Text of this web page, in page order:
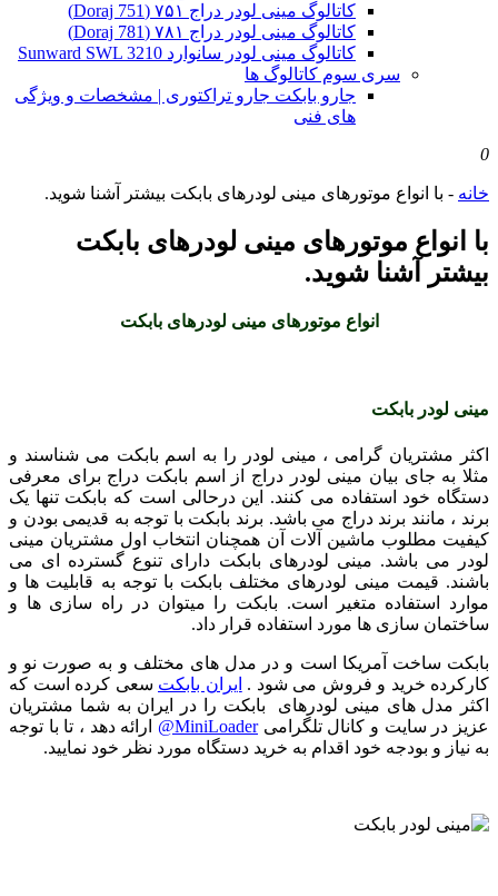
کاتالوگ مینی لودر دراج ۷۵۱ (Doraj 751)
کاتالوگ مینی لودر دراج ۷۸۱ (Doraj 781)
کاتالوگ مینی لودر سانوارد Sunward SWL 3210
سری سوم کاتالوگ ها
جارو بابکت جارو تراکتوری | مشخصات و ویژگی
های فنی
0
خانه - با انواع موتورهای مینی لودرهای بابکت بیشتر آشنا شوید.
با انواع موتورهای مینی لودرهای بابکت
بیشتر آشنا شوید.
انواع موتورهای مینی لودرهای بابکت
مینی لودر بابکت
اکثر مشتریان گرامی ، مینی لودر را به اسم بابکت می شناسند و
مثلا به جای بیان مینی لودر دراج از اسم بابکت دراج برای معرفی
دستگاه خود استفاده می کنند. این درحالی است که بابکت تنها یک
برند ، مانند برند دراج می باشد. برند بابکت با توجه به قدیمی بودن و
کیفیت مطلوب ماشین آلات آن همچنان انتخاب اول مشتریان مینی
لودر می باشد. مینی لودرهای بابکت دارای تنوع گسترده ای می
باشند. قیمت مینی لودرهای مختلف بابکت با توجه به قابلیت ها و
موارد استفاده متغیر است. بابکت را میتوان در راه سازی ها و
ساختمان سازی ها مورد استفاده قرار داد.
بابکت ساخت آمریکا است و در مدل های مختلف و به صورت نو و
کارکرده خرید و فروش می شود . ایران بابکت سعی کرده است که
اکثر مدل های مینی لودرهای بابکت را در ایران به شما مشتریان
عزیز در سایت و کانال تلگرامیMiniLoader@
ارائه دهد ، تا با توجه
به نیاز و بودجه خود اقدام به خرید دستگاه مورد نظر خود نمایید.